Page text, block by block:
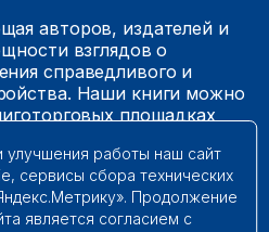
авторов, издателей и
взглядов о
справедливого и
Наши книги можно
площадках
защищены.
улучшения работы наш сайт
сервисы сбора технических
Продолжение
является согласием с